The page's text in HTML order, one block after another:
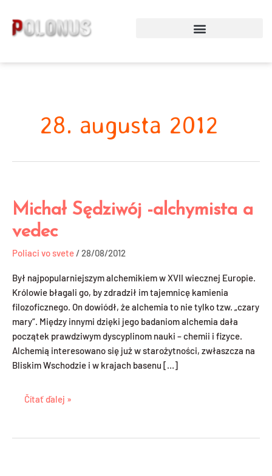
obsah
28. augusta 2012
Michał Sędziwój -alchymista a
vedec
Poliaci vo svete /28/08/2012
Był najpopularniejszym alchemikiem w XVII wiecznej Europie.
Królowie błagali go, by zdradził im tajemnicę kamienia
filozoficznego. On dowiódł, że alchemia to nie tylko tzw. „czary
mary“. Między innymi dzięki jego badaniom alchemia dała
początek prawdziwym dyscyplinom nauki – chemii i fizyce.
Alchemią interesowano się już w starożytności, zwłaszcza na
Bliskim Wschodzie i w krajach basenu […]
Michał
Sędziwój
-
alchymista
vedec
Čítať ďalej »